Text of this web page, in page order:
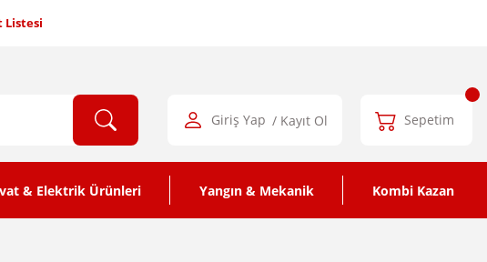
Listesi
Giriş Yap / Kayıt Ol Sepetim
& Elektrik Ürünleri Yangın & Mekanik Kombi Kazan